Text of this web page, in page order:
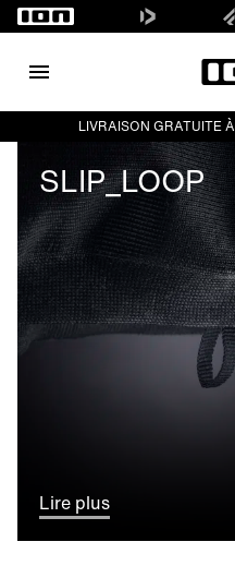
LIVRAISON GRATUITE
SLIP_LOOP
Lire plus